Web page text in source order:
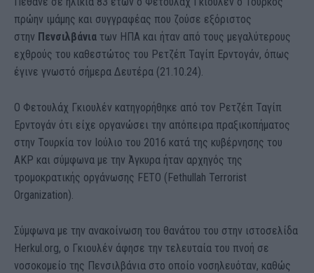
πρώην ιμάμης και συγγραφέας που ζούσε εξόριστος
στην Πενσιλβάνια των ΗΠΑ και ήταν από τους μεγαλύτερους
εχθρούς του καθεστώτος του Ρετζέπ Ταγίπ Ερντογάν, όπως
έγινε γνωστό σήμερα Δευτέρα (21.10.24).
Ο Φετουλάχ Γκιουλέν κατηγορήθηκε από τον Ρετζέπ Ταγίπ
Ερντογάν ότι είχε οργανώσει την απόπειρα πραξικοπήματος
στην Τουρκία τον Ιούλιο του 2016 κατά της κυβέρνησης του
AKP και σύμφωνα με την Άγκυρα ήταν αρχηγός της
τρομοκρατικής οργάνωσης FETO (Fethullah Terrorist
Organization).
Σύμφωνα με την ανακοίνωση του θανάτου του στην ιστοσελίδα
Herkul.org, ο Γκιουλέν άφησε την τελευταία του πνοή σε
νοσοκομείο της Πενσιλβάνια στο οποίο νοσηλευόταν, καθώς